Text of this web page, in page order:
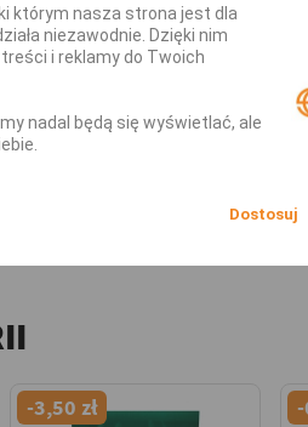
warto kupić?
-3,50 zł
którym nasza strona jest dla
niezawodnie. Dzięki nim
i reklamy do Twoich
nadal będą się wyświetlać, ale